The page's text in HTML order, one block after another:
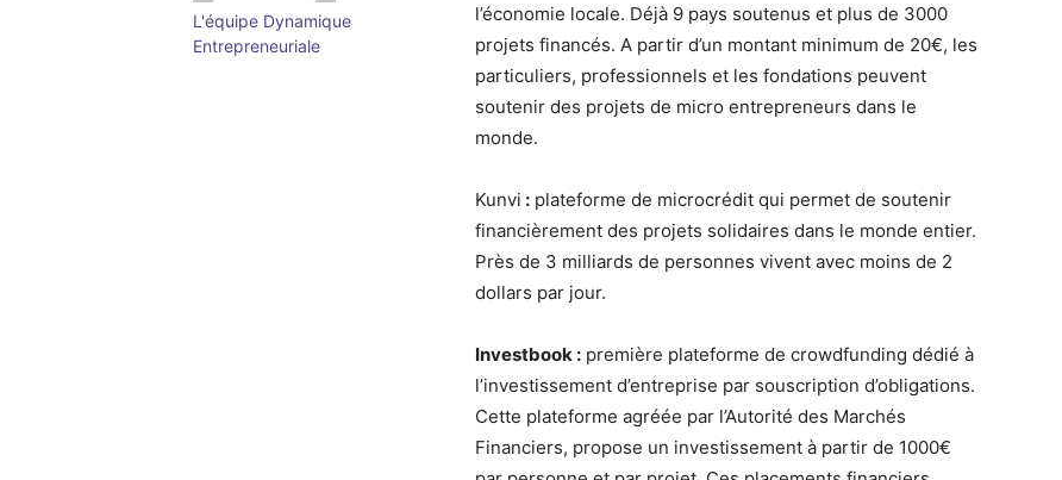
L'équipe Dynamique
Entrepreneuriale
l’économie locale. Déjà 9 pays soutenus et plus de 3000
projets financés. A partir d’un montant minimum de 20€, les
particuliers, professionnels et les fondations peuvent
soutenir des projets de micro entrepreneurs dans le
monde.
Kunvi : plateforme de microcrédit qui permet de soutenir
financièrement des projets solidaires dans le monde entier.
Près de 3 milliards de personnes vivent avec moins de 2
dollars par jour.
Investbook : première plateforme de crowdfunding dédié à
l’investissement d’entreprise par souscription d’obligations.
Cette plateforme agréée par l’Autorité des Marchés
Financiers, propose un investissement à partir de 1000€